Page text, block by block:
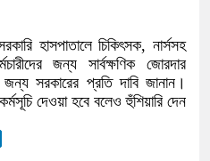
হাসপাতালে চিকিৎসক, নার্সসহ
জন্য সার্বক্ষণিক জোরদার
জন্য সরকারের প্রতি দাবি জানান।
দেওয়া হবে বলেও হুঁশিয়ারি দেন